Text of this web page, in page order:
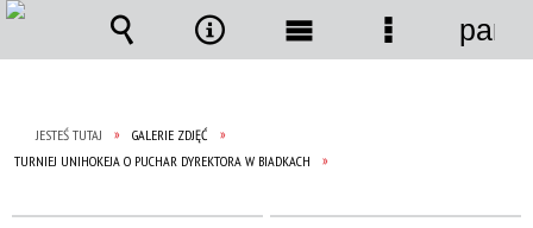
JESTEŚ TUTAJ
GALERIE ZDJĘĆ
TURNIEJ UNIHOKEJA O PUCHAR DYREKTORA W BIADKACH
Wyszukiwarka
Narzędzia
Menu Menu
panel